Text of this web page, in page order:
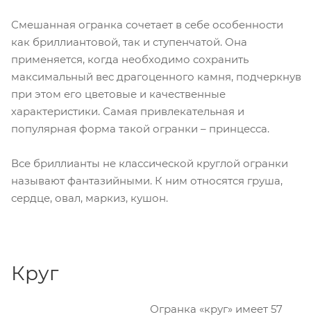
Смешанная огранка сочетает в себе особенности
как бриллиантовой, так и ступенчатой. Она
применяется, когда необходимо сохранить
максимальный вес драгоценного камня, подчеркнув
при этом его цветовые и качественные
характеристики. Самая привлекательная и
популярная форма такой огранки – принцесса.
Все бриллианты не классической круглой огранки
называют фантазийными. К ним относятся груша,
сердце, овал, маркиз, кушон.
Круг
Огранка «круг» имеет 57